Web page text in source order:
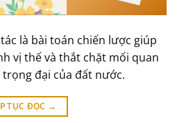
là bài toán chiến lược giúp
vị thế và thắt chặt mối quan
đại của đất nước.
TỤC ĐỌC →